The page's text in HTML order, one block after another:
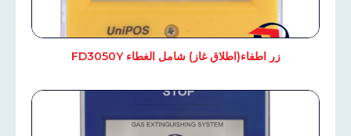
زر اطفاء(اطلاق غاز) شامل الغطاء FD3050Y